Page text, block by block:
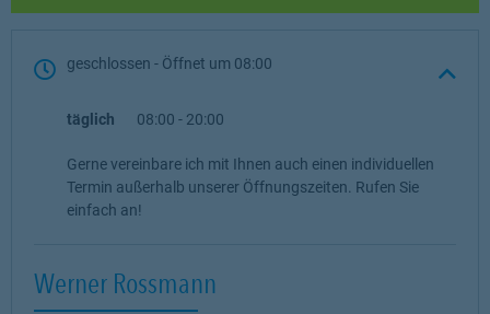
geschlossen - Öffnet um 08:00
täglich 08:00 - 20:00
Gerne vereinbare ich mit Ihnen auch einen individuellen
Termin außerhalb unserer Öffnungszeiten. Rufen Sie
einfach an!
Werner Rossmann